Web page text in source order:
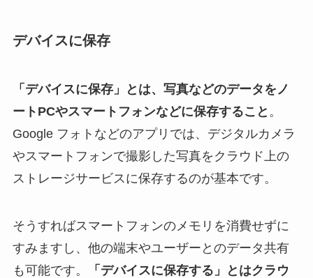
デバイスに保存
「デバイスに保存」とは、写真などのデータをノ
ートPCやスマートフォンなどに保存すること 。
Google フォトなどのアプリでは、デジタルカメラ
やスマートフォンで撮影した写真をクラウド上の
ストレージサービスに保存するのが基本です。
そうすればスマートフォンのメモリを消費せずに
すみますし、他の端末やユーザーとのデータ共有
も可能です。
「デバイスに保存する」とはクラウ